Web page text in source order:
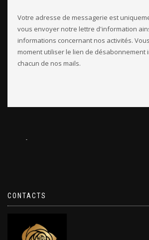
Votre adresse de messagerie est
vous envoyer notre lettre d'information
informations concernant nos activités.
moment utiliser le lien de désabonnement
chacun de nos mails.
CONTACTS